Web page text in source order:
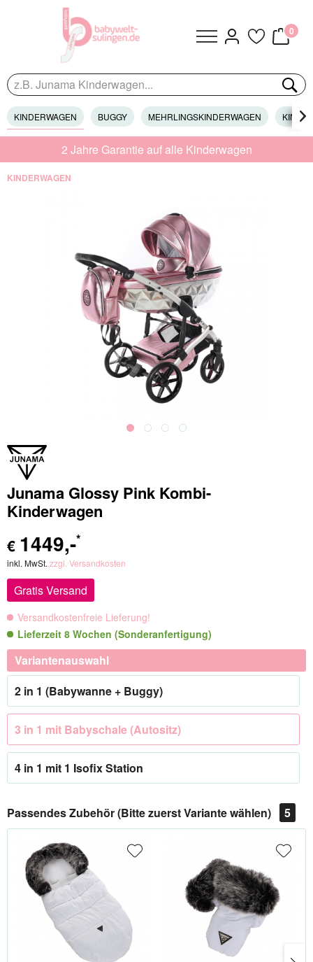
0
KINDERWAGEN BUGGY MEHRLINGSKINDERWAGEN 
2 Jahre Garantie auf alle Kinderwagen
KINDERWAGEN
Junama Glossy Pink Kombi-
Kinderwagen
€ 1449,-*
inkl. MwSt. zzgl. Versandkosten
Gratis Versand
Versandkostenfreie Lieferung!
Lieferzeit 8 Wochen (Sonderanfertigung)
Variantenauswahl
2 in 1 (Babywanne + Buggy)
3 in 1 mit Babyschale (Autositz)
4 in 1 mit 1 Isofix Station
Passendes Zubehör (Bitte zuerst Variante wählen) 5